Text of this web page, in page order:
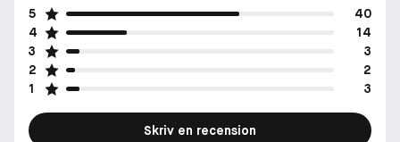
5
40
4
14
3
3
2
2
1
3
Skriv en recension